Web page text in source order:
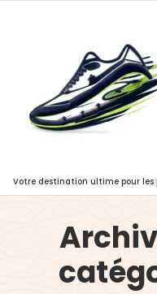
Votre destination ultime pour les